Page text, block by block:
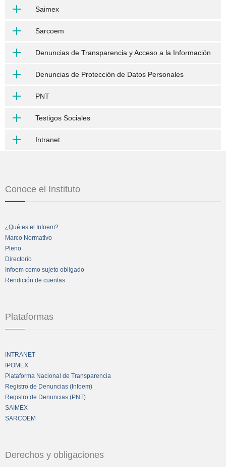
Saimex
Sarcoem
Denuncias de Transparencia y Acceso a la Información
Denuncias de Protección de Datos Personales
PNT
Testigos Sociales
Intranet
Conoce el Instituto
¿Qué es el Infoem?
Marco Normativo
Pleno
Directorio
Infoem como sujeto obligado
Rendición de cuentas
Plataformas
INTRANET
IPOMEX
Plataforma Nacional de Transparencia
Registro de Denuncias (Infoem)
Registro de Denuncias (PNT)
SAIMEX
SARCOEM
Derechos y obligaciones